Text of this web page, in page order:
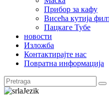
Прибор за кафу
Висећа кутија
Пацкаге Тубе
новости
Изложба
Контактирајте нас
Повратна информација
Jezik